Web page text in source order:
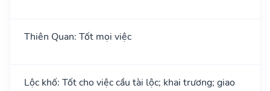
Thiên Quan: Tốt mọi việc
Lộc khố: Tốt cho việc cầu tài lộc; khai trương; giao